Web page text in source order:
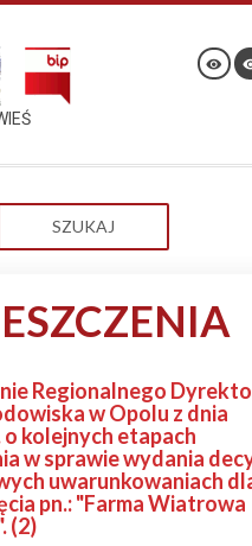
SZUKAJ
Regionalnego
w Opolu z dnia
o kolejnych etapach
w sprawie wydania
uwarunkowaniach
pn.: "Farma Wiatrowa
(2)